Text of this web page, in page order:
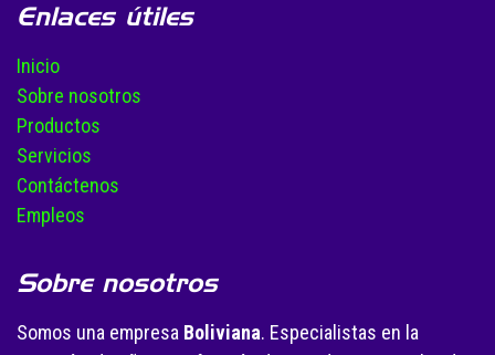
Enlaces útiles
Inicio
Sobre nosotros
Productos
Servicios
Contáctenos
Empleos
Sobre nosotros
Somos una empresa Boliviana. Especialistas en la